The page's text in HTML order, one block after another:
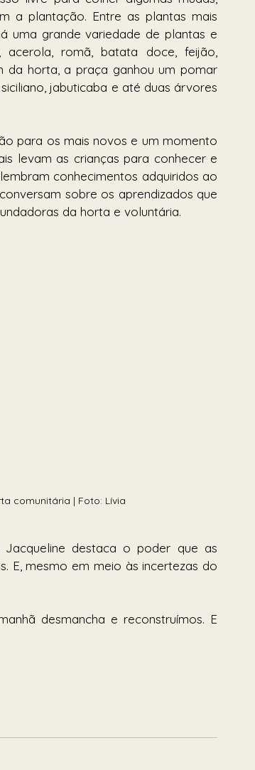
a plantação. Entre as plantas mais
uma grande variedade de plantas e
romã, batata doce, feijão,
da horta, a praça ganhou um pomar
jabuticaba e até duas árvores
para os mais novos e um momento
levam as crianças para conhecer e
conhecimentos adquiridos ao
sobre os aprendizados que
da horta e voluntária.
comunitária | Foto: Lívia
destaca o poder que as
E, mesmo em meio às incertezas do
desmancha e reconstruímos. E